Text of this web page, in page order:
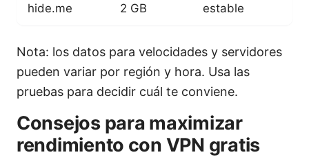
hide.me 2 GB estable
Nota: los datos para velocidades y servidores
pueden variar por región y hora. Usa las
pruebas para decidir cuál te conviene.
Consejos para maximizar
rendimiento con VPN gratis